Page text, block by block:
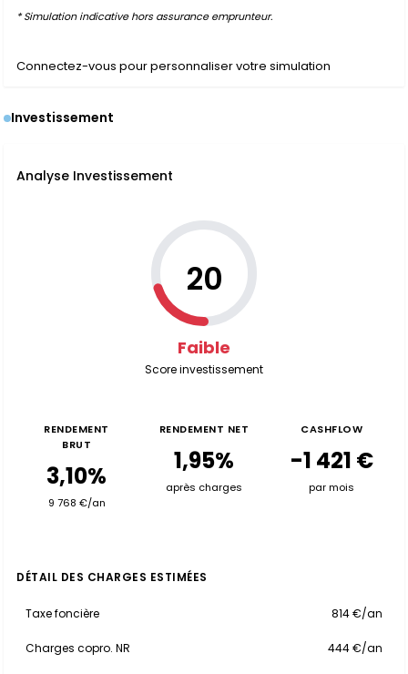
* Simulation indicative hors assurance emprunteur.
Connectez-vous pour personnaliser votre simulation
Investissement
Analyse Investissement
20
Faible
Score investissement
RENDEMENT
BRUT
3,10%
9 768 €/an
RENDEMENT NET
1,95%
après charges
CASHFLOW
-1 421 €
par mois
DÉTAIL DES CHARGES ESTIMÉES
Taxe foncière 814 €/an
Charges copro. NR 444 €/an